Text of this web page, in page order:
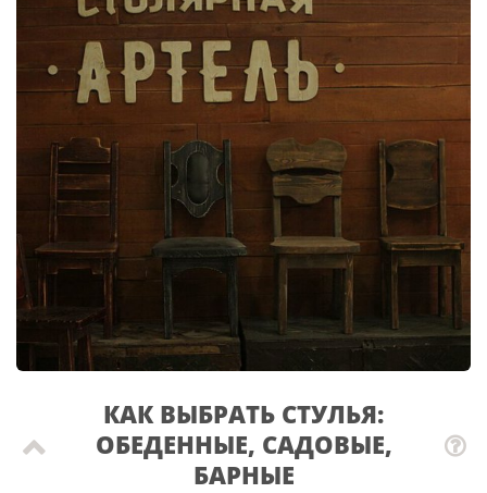
КАК ВЫБРАТЬ СТУЛЬЯ:
ОБЕДЕННЫЕ, САДОВЫЕ,
БАРНЫЕ